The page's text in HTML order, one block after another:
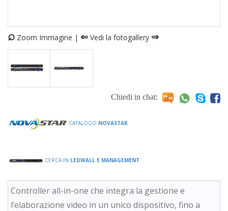
⌕ Zoom Immagine | ⇐ Vedi la fotogallery ⇒
Chiedi in chat:
CATALOGO NOVASTAR
CERCA IN LEDWALL E MANAGEMENT
Controller all-in-one che integra la gestione e
l’elaborazione video in un unico dispositivo, fino a